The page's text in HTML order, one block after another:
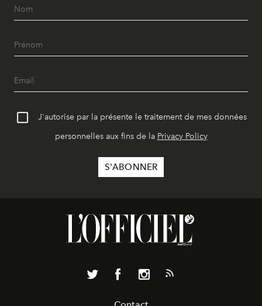
J'autorise par la présente le traitement de mes données
personnelles aux fins de la Privacy Policy